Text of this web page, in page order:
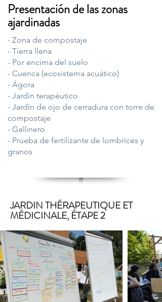
Presentación de las zonas
ajardinadas
- Zona de compostaje
- Tierra llena
- Por encima del suelo
- Cuenca (ecosistema acuático)
- Ágora
- Jardín terapéutico
- Jardín de ojo de cerradura con torre de
compostaje
- Gallinero
- Prueba de fertilizante de lombrices y
granos
JARDIN THÉRAPEUTIQUE ET
MÉDICINALE, ÉTAPE 2